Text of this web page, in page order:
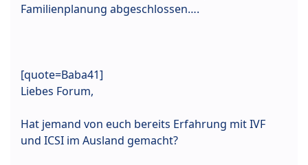
Familienplanung abgeschlossen….
[quote=Baba41]
Liebes Forum,
Hat jemand von euch bereits Erfahrung mit IVF
und ICSI im Ausland gemacht?